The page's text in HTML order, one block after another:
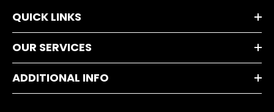
QUICK LINKS
OUR SERVICES
ADDITIONAL INFO